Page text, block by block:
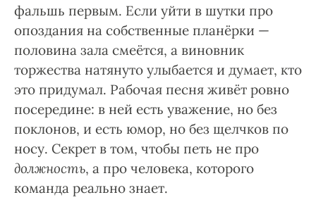
фальшь первым. Если уйти в шутки про
опоздания на собственные планёрки —
половина зала смеётся, а виновник
торжества натянуто улыбается и думает, кто
это придумал. Рабочая песня живёт ровно
посередине: в ней есть уважение, но без
поклонов, и есть юмор, но без щелчков по
носу. Секрет в том, чтобы петь не про
должность, а про человека, которого
команда реально знает.